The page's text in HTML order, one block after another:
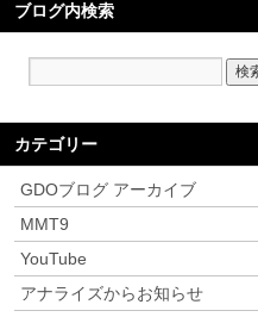
ブログ内検索
カテゴリー
GDOブログ アーカイブ
MMT9
YouTube
アナライズからお知らせ